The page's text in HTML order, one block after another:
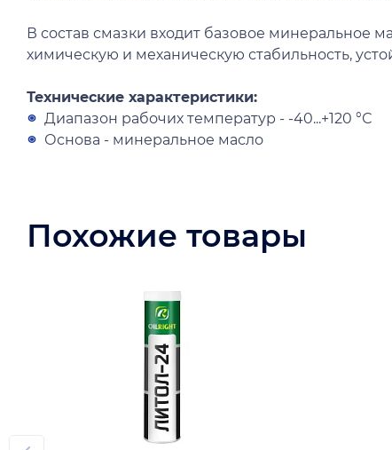
В состав смазки входит базовое минеральное
химическую и механическую стабильность,
Технические характеристики:
Диапазон рабочих температур - -40...+120 °С
Основа - минеральное масло
Похожие товары